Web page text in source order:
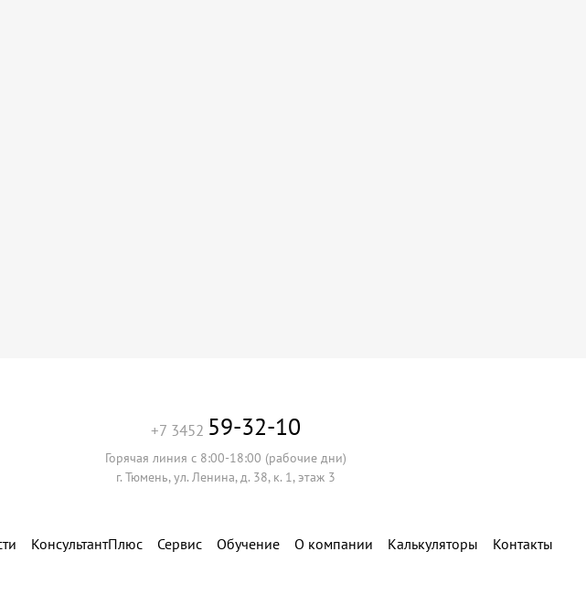
+7 3452 59-32-10
Горячая линия с 8:00-18:00 (рабочие дни)
г. Тюмень, ул. Ленина, д. 38, к. 1, этаж 3
КонсультантПлюс Сервис Обучение О компании Калькуляторы Контакты